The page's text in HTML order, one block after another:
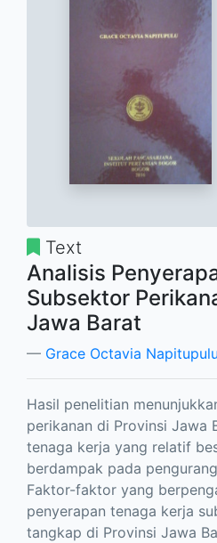
Text
Analisis
Subsektor
Jawa Barat
Grace Octavia Napitupulu
Hasil penelitian
perikanan di Provinsi Jawa
tenaga kerja yang relatif
berdampak pada
Faktor-faktor yang
penyerapan tenaga kerja
tangkap di Provinsi Jawa